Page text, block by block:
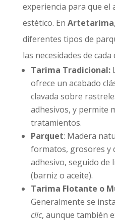
experiencia para que el
estético. En Artetarima
diferentes tipos de
las necesidades de cada
Tarima Tradicional:
ofrece un acabado
clavada sobre
adhesivos, y permite
tratamientos.
Parquet: Madera
formatos, grosores y
adhesivo, seguido de
(barniz o aceite).
Tarima Flotante o
Generalmente se
clic, aunque también